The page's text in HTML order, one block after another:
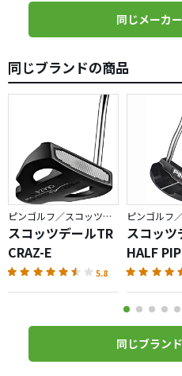
同じメーカ
同じブランドの商品
ピンゴルフ／スコッツデールTR
スコッツデールTR
CRAZ-E
5.8
スコッツ
HALF
同じブラン